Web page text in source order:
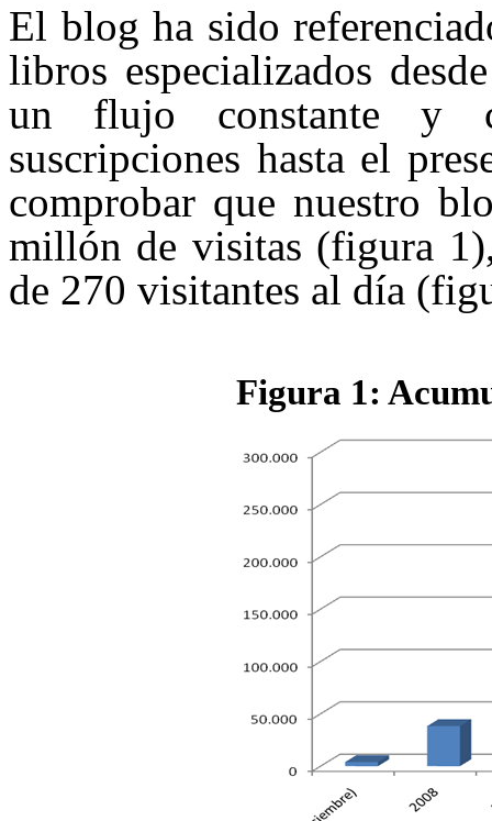
El blog ha sido
libros especializados
un flujo constante y
suscripciones hasta el
comprobar que nuestro
millón de visitas (figura
de 270 visitantes al día
Figura 1: